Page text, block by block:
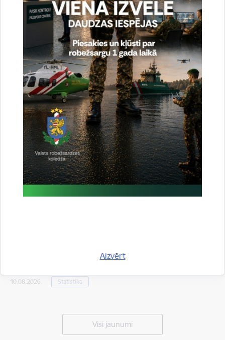
Aizvērt
Noslēgušās Valsts robežsardzes organizētas
starptautiskās operatīvi - taktiskās mācības
“RONIS 2026”
10.08.2026. Statistika
Visi jaunumi